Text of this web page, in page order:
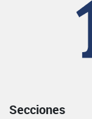
Secciones